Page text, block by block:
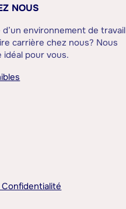
NOUS
environnement de travail
carrière chez nous? Nous
pour vous.